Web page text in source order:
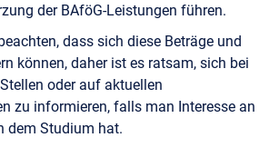
der BAföG-Leistungen führen.
dass sich diese Beträge und
können, daher ist es ratsam, sich bei
oder auf aktuellen
zu informieren, falls man Interesse an
dem Studium hat.